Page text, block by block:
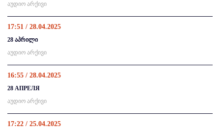
აუდიო არქივი
17:51 / 28.04.2025
28 აპრილი
აუდიო არქივი
16:55 / 28.04.2025
28 АПРЕЛЯ
აუდიო არქივი
17:22 / 25.04.2025